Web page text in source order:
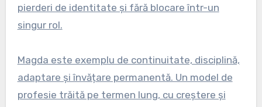
pierderi de identitate și fără blocare într-un
singur rol.
Magda este exemplu de continuitate, disciplină,
adaptare și învățare permanentă. Un model de
profesie trăită pe termen lung, cu creștere și